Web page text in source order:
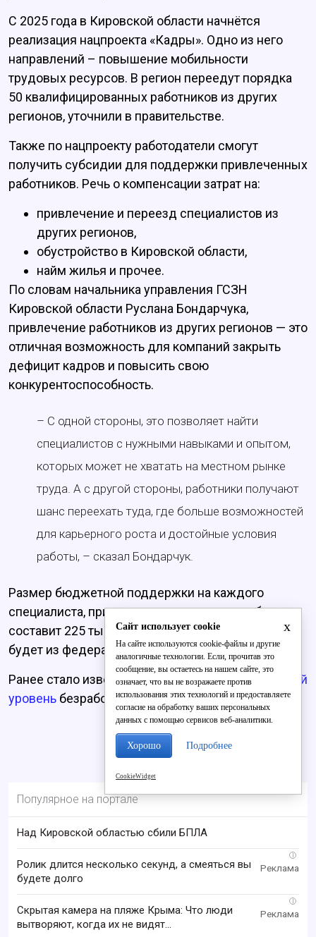
С 2025 года в Кировской области начнётся
реализация нацпроекта «Кадры». Одно из него
направлений – повышение мобильности
трудовых ресурсов. В регион переедут порядка
50 квалифицированных работников из других
регионов, уточнили в правительстве.
Также по нацпроекту работодатели смогут
получить субсидии для поддержки привлеченных
работников. Речь о компенсации затрат на:
привлечение и переезд специалистов из
других регионов,
обустройство в Кировской области,
найм жилья и прочее.
По словам начальника управления ГСЗН
Кировской области Руслана Бондарчука,
привлечение работников из других регионов — это
отличная возможность для компаний закрыть
дефицит кадров и повысить свою
конкурентоспособность.
– С одной стороны, это позволяет найти
специалистов с нужными навыками и опытом,
которых может не хватать на местном рынке
труда. А с другой стороны, работники получают
шанс переехать туда, где больше возможностей
для карьерного роста и достойные условия
работы, – сказал Бондарчук.
Размер бюджетной поддержки на каждого
специалиста, принятого на постоянную работу,
составит 225 тысяч рублей. Финансирование
будет из федерального и областного бюджетов.
Ранее стало известно, что в регионе самый
низкий
уровень безработицы среди молодёжи.
Популярное на портале
Над Кировской областью сбили БПЛА
i
Ролик длится несколько секунд, а смеяться вы
будете долго
i
Скрытая камера на пляже Крыма: Что люди
вытворяют, когда их не видят...
x
Сайт использует cookie
На сайте используются cookie-файлы и другие
аналогичные технологии. Если, прочитав это
сообщение, вы остаетесь на нашем сайте, это
означает, что вы не возражаете против
использования этих технологий и предоставляете
согласие на обработку ваших персональных
данных с помощью сервисов веб-аналитики.
Хорошо Подробнее
CookieWidget